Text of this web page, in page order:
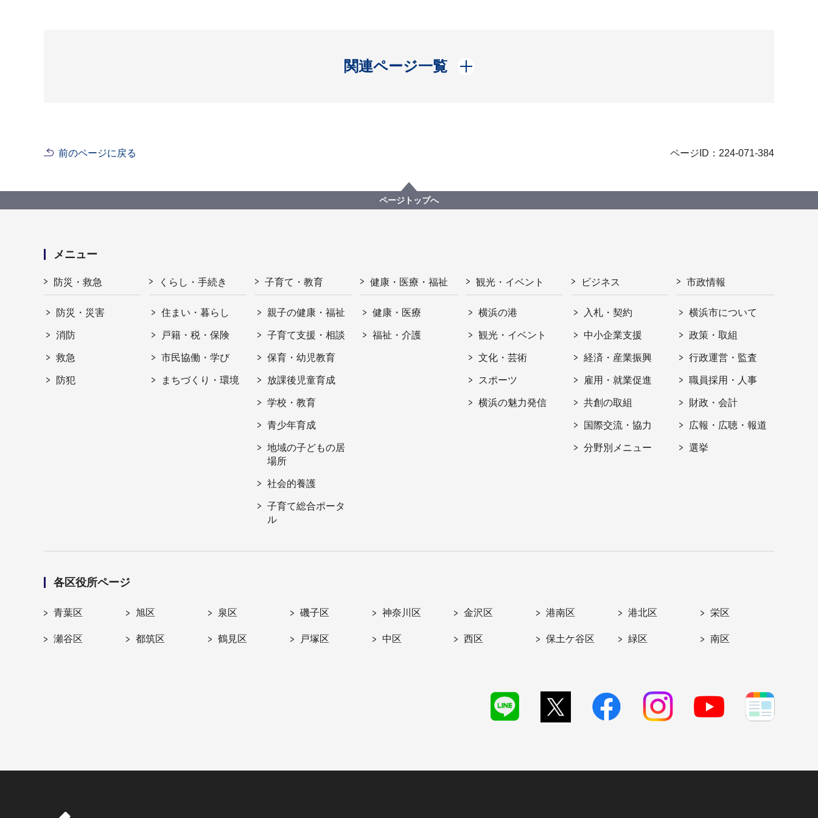
関連ページ一覧
開く
前のページに戻る ページID：224-071-384
ページトップへ
メニュー
防災・救急
防災・災害
消防
救急
防犯
くらし・手続き
住まい・暮らし
戸籍・税・保険
市民協働・学び
まちづくり・環境
子育て・教育
親子の健康・福祉
子育て支援・相談
保育・幼児教育
放課後児童育成
学校・教育
青少年育成
地域の子どもの居
場所
社会的養護
子育て総合ポータ
ル
健康・医療・福祉
健康・医療
福祉・介護
観光・イベント
横浜の港
観光・イベント
文化・芸術
スポーツ
横浜の魅力発信
ビジネス
入札・契約
中小企業支援
経済・産業振興
雇用・就業促進
共創の取組
国際交流・協力
分野別メニュー
市政情報
横浜市について
政策・取組
行政運営・監査
職員採用・人事
財政・会計
広報・広聴・報道
選挙
各区役所ページ
青葉区 旭区 泉区 磯子区 神奈川区 金沢区 港南区 港北区 栄区
瀬谷区 都筑区 鶴見区 戸塚区 中区 西区 保土ケ谷区 緑区 南区